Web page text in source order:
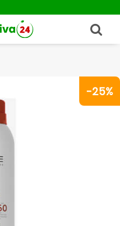
-25%